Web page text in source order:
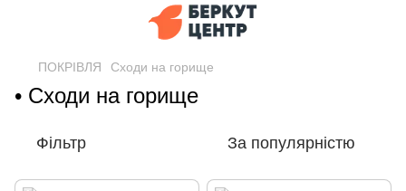
ПОКРІВЛЯ Сходи на горище
• Сходи на горище
Фільтр За популярністю